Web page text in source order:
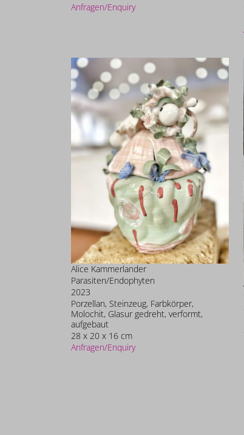
Anfragen/Enquiry
Alice Kammerlander
Parasiten/Endophyten
2023
Porzellan, Steinzeug, Farbkörper,
Molochit, Glasur gedreht, verformt,
aufgebaut
28 x 20 x 16 cm
Anfragen/Enquiry